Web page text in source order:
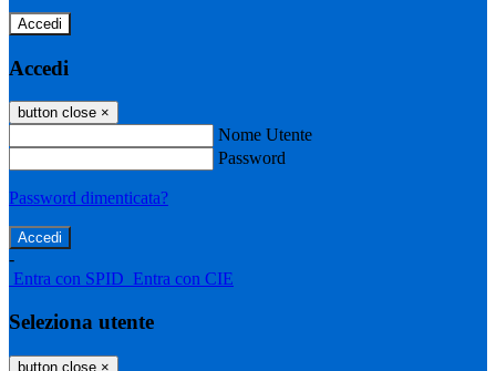
Accedi
Accedi
button close ×
Nome Utente
Password
Password dimenticata?
-
Entra con SPID Entra con CIE
Seleziona utente
button close ×